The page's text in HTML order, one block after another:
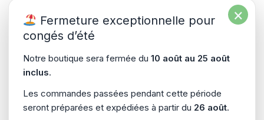
notre site, analyser le trafic et proposer des contenus personnalisés.
Vous pouvez accepter, refuser ou gérer vos préférences à tout
moment.
Gérer les services
Accepter
Livraison rapide dans toute l’Europe via
“ Mondial Relay
×
Fermeture exceptionnelle pour
congés d’été
Notre boutique sera fermée du 10 août au 25 août
inclus.
Les commandes passées pendant cette période
seront préparées et expédiées à partir du 26 août.